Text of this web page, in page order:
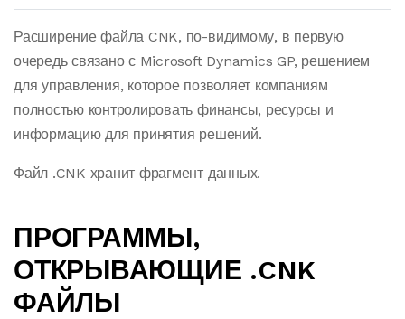
Расширение файла CNK, по-видимому, в первую
очередь связано с Microsoft Dynamics GP, решением
для управления, которое позволяет компаниям
полностью контролировать финансы, ресурсы и
информацию для принятия решений.
Файл .CNK хранит фрагмент данных.
ПРОГРАММЫ,
ОТКРЫВАЮЩИЕ .CNK
ФАЙЛЫ